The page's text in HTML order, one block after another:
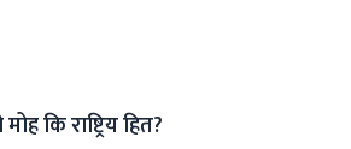
कि राष्ट्रिय हित?